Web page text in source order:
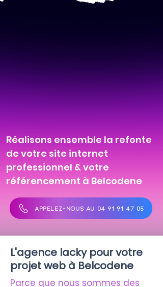
Réalisons ensemble la refonte
de votre site internet
professionnel & votre
référencement à Belcodene
APPELEZ-NOUS AU 04 91 91 47 05
L'agence lacky pour votre
projet web à Belcodene
Parce que nous sommes des